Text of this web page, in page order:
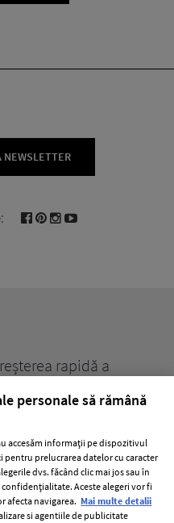
NEWSLETTER
rapidă a
personale să rămână
accesăm informații pe dispozitivul
prelucrarea datelor cu caracter
dvs. făcând clic mai jos sau în
Aceste alegeri vor fi
afecta navigarea. Mai multe detalii
si agentiile de publicitate